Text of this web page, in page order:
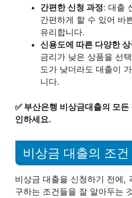
간편한 신청 과정: 대출
간편하게 할 수 있어 바
유리합니다.
신용도에 따른 다양한
금리가 낮은 상품을 선
도가 낮더라도 대출이
니다.
✅ 부산은행 비상금대출의 모
인하세요.
비상금 대출의 조건
비상금 대출을 신청하기 전에,
구하는 조건들을 잘 알아두는